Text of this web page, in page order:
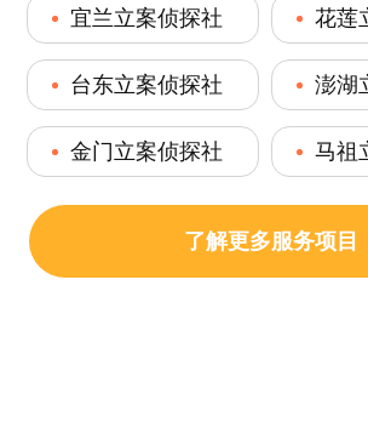
宜兰立案侦探社 花莲
台东立案侦探社 澎湖
金门立案侦探社 马祖
了解更多服务项目